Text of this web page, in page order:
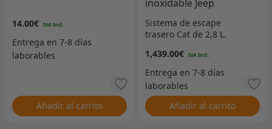
14.00€
Añadir al carrito
Sistema de escape
trasero Cat de 2,8 L.
inoxidable Jeep
1,439.00€
Añadir al carrito